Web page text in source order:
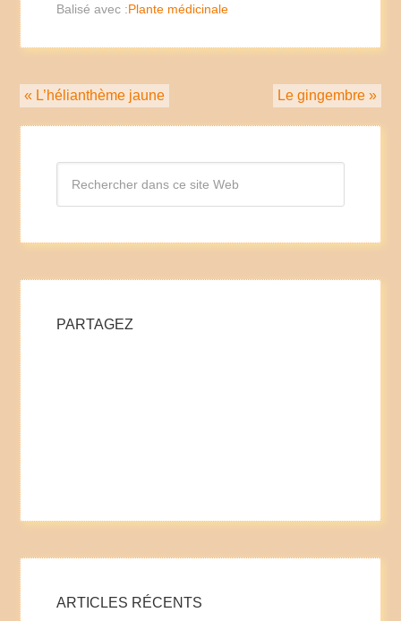
Balisé avec :Plante médicinale
« L’hélianthème jaune Le gingembre »
PARTAGEZ
ARTICLES RÉCENTS